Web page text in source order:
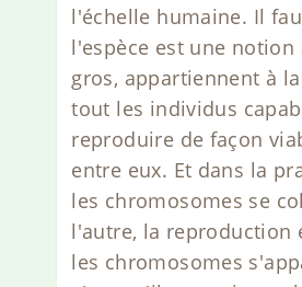
l'échelle humaine. Il
l'espèce est une notion
gros, appartiennent à
tout les individus
reproduire de façon
entre eux. Et dans la
les chromosomes se
l'autre, la reproduction
les chromosomes